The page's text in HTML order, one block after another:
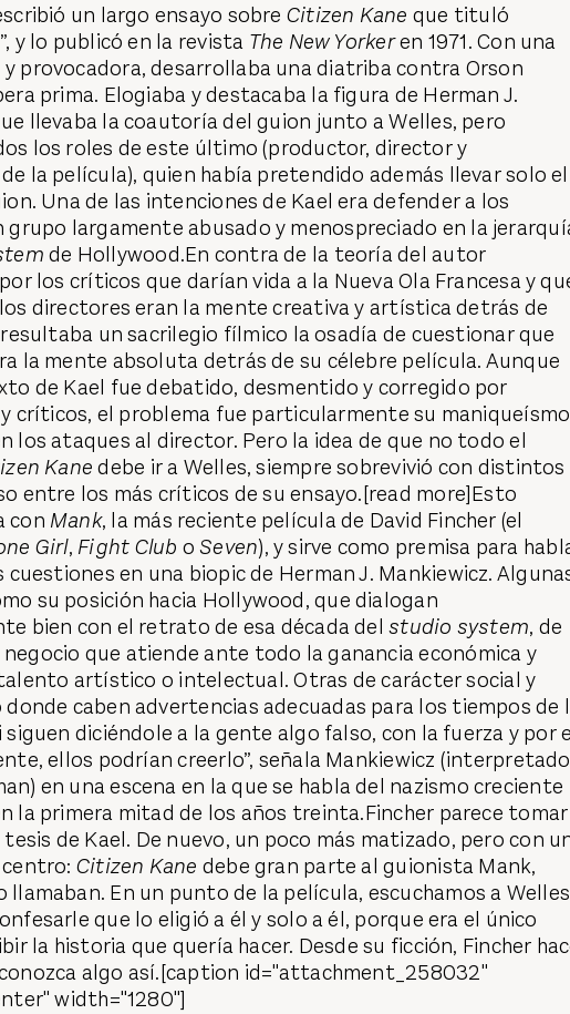
un largo ensayo sobre Citizen Kane que tituló
y lo publicó en la revista The New Yorkeren 1971. Con una
provocadora, desarrollaba una diatriba contra Orson
prima. Elogiaba y destacaba la figura de Herman J.
llevaba la coautoría del guion junto a Welles, pero
los roles de este último (productor, director y
la película), quien había pretendido además llevar solo el
Una de las intenciones de Kael era defender a los
grupo largamente abusado y menospreciado en la
de Hollywood.En contra de la teoría del autor
los críticos que darían vida a la Nueva Ola Francesa y
directores eran la mente creativa y artística detrás de
un sacrilegio fílmico la osadía de cuestionar que
la mente absoluta detrás de su célebre película. Aunque
de Kael fue debatido, desmentido y corregido por
críticos, el problema fue particularmente su
los ataques al director. Pero la idea de que no todo el
Kane debe ir a Welles, siempre sobrevivió con distintos
entre los más críticos de su ensayo.[read more]Esto
con Mank, la más reciente película de David Fincher (el
Girl, Fight Club o Seven), y sirve como premisa para
en una biopic de Herman J. Mankiewicz.
su posición hacia Hollywood, que dialogan
bien con el retrato de esa década delstudio system, de
que atiende ante todo la ganancia económica y
artístico o intelectual. Otras de carácter social y
caben advertencias adecuadas para los tiempos de
siguen diciéndole a la gente algo falso, con la fuerza y por
ellos podrían creerlo”, señala Mankiewicz (interpretado
en una escena en la que se habla del nazismo creciente
la primera mitad de los años treinta.Fincher parece tomar
de Kael. De nuevo, un poco más matizado, pero con
Citizen Kane debe gran parte al guionista Mank,
En un punto de la película, escuchamos a Welles
que lo eligió a él y solo a él, porque era el único
la historia que quería hacer. Desde su ficción, Fincher
algo así.[caption id="attachment_258032"
width="1280"]